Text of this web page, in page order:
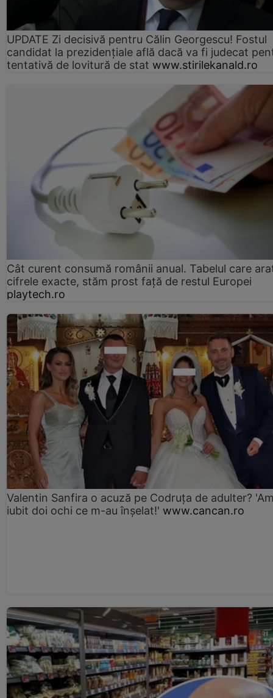
UPDATE Zi decisivă pentru Călin Georgescu! Fostul
candidat la prezidențiale află dacă va fi judecat
tentativă de lovitură de stat www.stirilekanald.ro
Cât curent consumă românii anual. Tabelul care
cifrele exacte, stăm prost faţă de restul Europei
playtech.ro
Valentin Sanfira o acuză pe Codruța de adulter?
iubit doi ochi ce m-au înșelat!' www.cancan.ro